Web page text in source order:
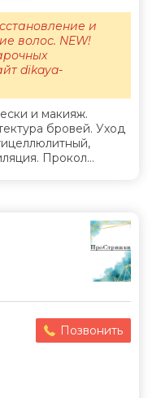
и макияж.
бровей. Уход
Прокол...
и
волос. NEW!
dikaya-
Позвонить